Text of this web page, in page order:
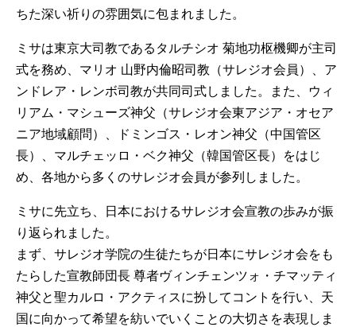
ちた深い祈りの雰囲気に包まれました。
ミサは東京大司教であるタルチシオ 菊地功枢機卿が主司
式を務め、マリオ 山野内倫昭司教（サレジオ会員）、ア
ンドレア・レンボ司教が共同司式しました。また、ウィ
リアム・マシューズ神父（サレジオ会東アジア・オセア
ニア地域顧問）、ドミンゴス・レオン神父（中国管区
長）、マルチェッロ・ベク神父（韓国管区長）をはじ
め、各地から多くのサレジオ会員が参列しました。
ミサに先立ち、日本におけるサレジオ会宣教の歩みが振
り返られました。
まず、サレジオ学院の生徒たちが日本にサレジオ会をも
たらした宣教師団長 尊者ヴィンチェンツォ・チマッティ
神父と聖カルロ・アクティスに扮してコントを行い、天
国に向かって希望を紡いでいくことの大切さを表現しま